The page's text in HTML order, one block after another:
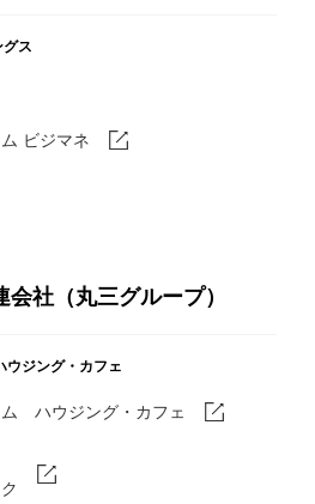
ス
ビジマネ
会社（丸三グループ）
ウジング・カフェ
ハウジング・カフェ